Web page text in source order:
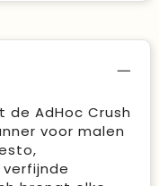
de AdHoc Crush
voor malen